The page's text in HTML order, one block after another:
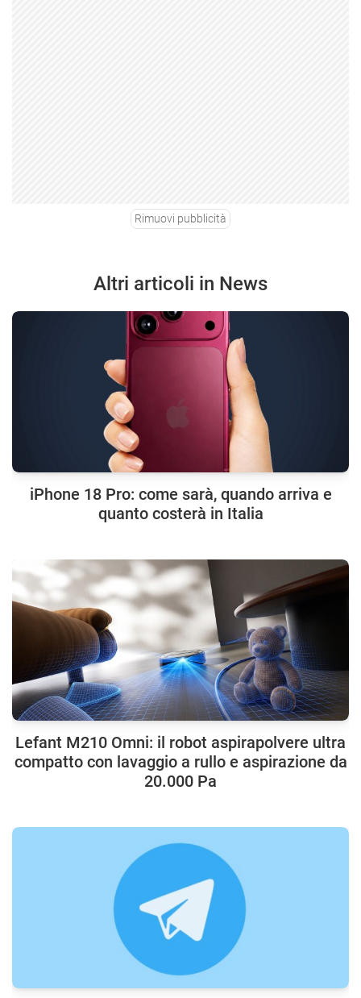
Rimuovi pubblicità
Altri articoli in News
iPhone 18 Pro: come sarà, quando arriva e
quanto costerà in Italia
Lefant M210 Omni: il robot aspirapolvere ultra
compatto con lavaggio a rullo e aspirazione da
20.000 Pa